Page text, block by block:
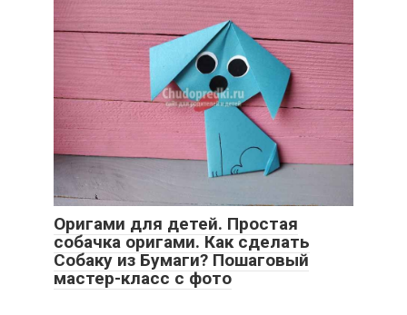
Оригами для детей. Простая
собачка оригами. Как сделать
Собаку из Бумаги? Пошаговый
мастер-класс с фото